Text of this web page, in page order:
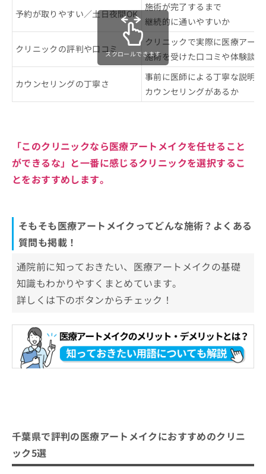
予約が取りやすい／土日夜間OK
施術が完了するまで
継続的に通いやすいか
クリニックの評判や口コミ
クリニックで実際に医療アー
施術を受けた口コミや体験談
カウンセリングの丁寧さ
事前に医師による丁寧な説明や
カウンセリングがあるか
スクロールできます
「このクリニックなら医療アートメイクを任せること
ができるな」と一番に感じるクリニックを選択するこ
とをおすすめします。
そもそも医療アートメイクってどんな施術？よくある
質問も掲載！
通院前に知っておきたい、医療アートメイクの基礎
知識もわかりやすくまとめています。
詳しくは下のボタンからチェック！
千葉県で評判の医療アートメイクにおすすめのクリニ
ック5選